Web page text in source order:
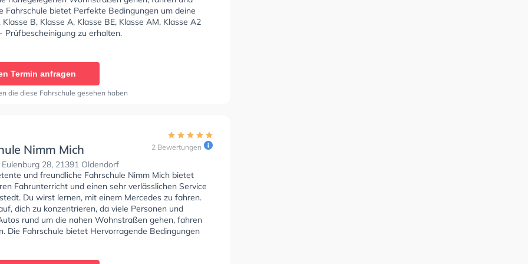
Fahrschule bietet Perfekte Bedingungen um deine
Klasse B, Klasse A, Klasse BE, Klasse AM, Klasse A2
Prüfbescheinigung zu erhalten.
Termin anfragen
die diese Fahrschule gesehen haben
Nimm Mich
28, 21391 Oldendorf
2 Bewertungen
und freundliche Fahrschule Nimm Mich bietet
Fahrunterricht und einen sehr verlässlichen Service
Du wirst lernen, mit einem Mercedes zu fahren.
dich zu konzentrieren, da viele Personen und
rund um die nahen Wohnstraßen gehen, fahren
Die Fahrschule bietet Hervorragende Bedingungen
A1, Klasse B, Klasse A, Klasse BE, Klasse AM,